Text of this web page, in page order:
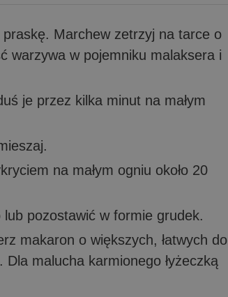
Marchew zetrzyj na tarce o
warzywa w pojemniku malaksera i
je przez kilka minut na małym
na małym ogniu około 20
pozostawić w formie grudek.
makaron o większych, łatwych do
malucha karmionego łyżeczką